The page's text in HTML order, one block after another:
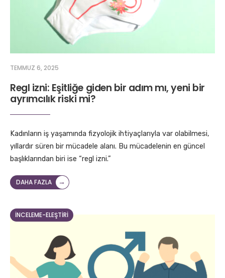
TEMMUZ 6, 2025
Regl izni: Eşitliğe giden bir adım mı, yeni bir
ayrımcılık riski mi?
Kadınların iş yaşamında fizyolojik ihtiyaçlarıyla var olabilmesi,
yıllardır süren bir mücadele alanı. Bu mücadelenin en güncel
başlıklarından biri ise “regl izni.”
DAHA FAZLA →
İNCELEME-ELEŞTIRI